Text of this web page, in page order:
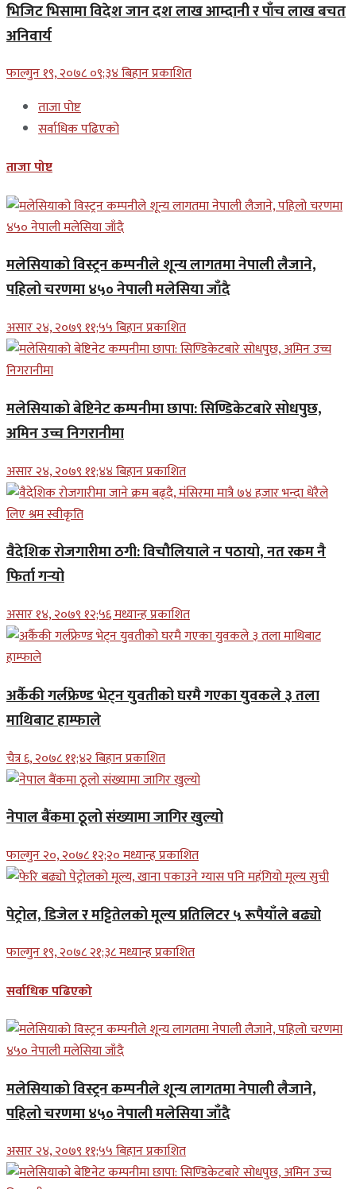
भिजिट भिसामा विदेश जान दश लाख आम्दानी र पाँच लाख बचत
अनिवार्य
फाल्गुन १९, २०७८ ०९;३४ बिहान प्रकाशित
ताजा पोष्ट
सर्वाधिक पढिएको
ताजा पोष्ट
मलेसियाको विस्ट्रन कम्पनीले शून्य लागतमा नेपाली लैजाने,
पहिलो चरणमा ४५० नेपाली मलेसिया जाँदै
असार २४, २०७९ ११;५५ बिहान प्रकाशित
मलेसियाको बेष्टिनेट कम्पनीमा छापा: सिण्डिकेटबारे सोधपुछ,
अमिन उच्च निगरानीमा
असार २४, २०७९ ११;४४ बिहान प्रकाशित
वैदेशिक रोजगारीमा ठगी: विचौलियाले न पठायो, नत रकम नै
फिर्ता गर्‍यो
असार १४, २०७९ १२;५६ मध्यान्ह प्रकाशित
अर्कैकी गर्लफ्रेण्ड भेट्न युवतीको घरमै गएका युवकले ३ तला
माथिबाट हाम्फाले
चैत्र ६, २०७८ ११;४२ बिहान प्रकाशित
नेपाल बैंकमा ठूलो संख्यामा जागिर खुल्यो
फाल्गुन २०, २०७८ १२;२० मध्यान्ह प्रकाशित
पेट्रोल, डिजेल र मट्टितेलको मूल्य प्रतिलिटर ५ रूपैयाँले बढ्यो
फाल्गुन १९, २०७८ २१;३८ मध्यान्ह प्रकाशित
सर्वाधिक पढिएको
मलेसियाको विस्ट्रन कम्पनीले शून्य लागतमा नेपाली लैजाने,
पहिलो चरणमा ४५० नेपाली मलेसिया जाँदै
असार २४, २०७९ ११;५५ बिहान प्रकाशित